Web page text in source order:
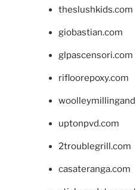
theslushkids.com
giobastian.com
glpascensori.com
rifloorepoxy.com
uptonpvd.com
2troublegrill.com
casateranga.com